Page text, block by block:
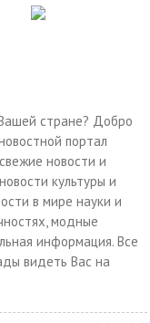
стране? Добро
портал
новости и
культуры и
в мире науки и
модные
информация. Все
видеть Вас на